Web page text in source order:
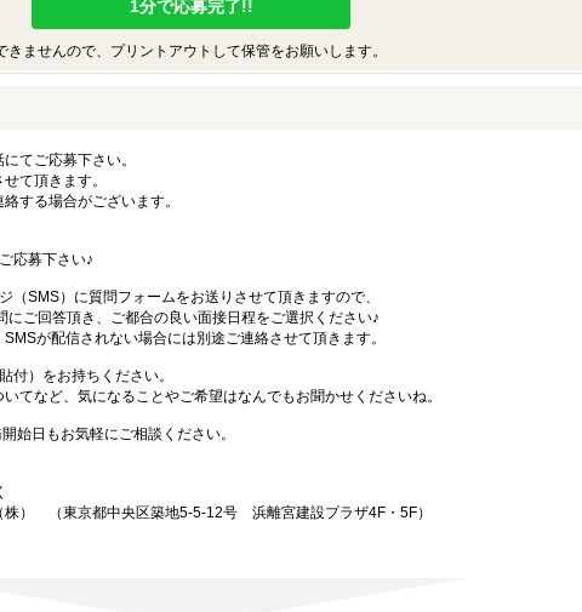
1分で応募完了!!
ませんので、プリントアウトして保管をお願いします。
てご応募下さい。
て頂きます。
する場合がございます。
応募下さい♪
（SMS）に質問フォームをお送りさせて頂きますので、
回答頂き、ご都合の良い面接日程をご選択ください♪
が配信されない場合には別途ご連絡させて頂きます。
付）をお持ちください。
てなど、気になることやご希望はなんでもお聞かせくださいね。
始日もお気軽にご相談ください。
株） （東京都中央区築地5-5-12号 浜離宮建設プラザ4F・5F）